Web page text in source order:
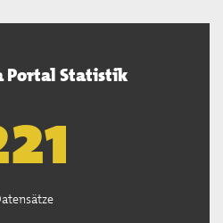
Portal Statistik